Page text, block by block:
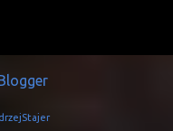
るから・・・買いまし
ピングは生憎とモヤシの
湯を沸かしキャベツをボ
ージした唐辛子の辛みと
が付いて〆まで楽しめま
辛子がくせになる味わ